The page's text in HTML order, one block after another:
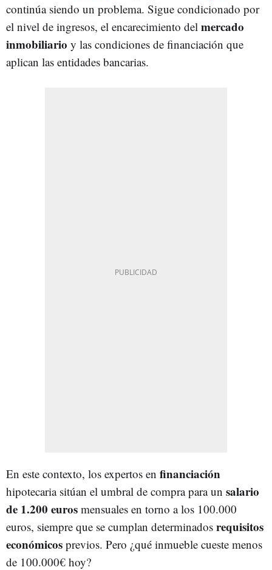
continúa siendo un problema. Sigue condicionado por
el nivel de ingresos, el encarecimiento del mercado
inmobiliario y las condiciones de financiación que
aplican las entidades bancarias.
En este contexto, los expertos en financiación
hipotecaria sitúan el umbral de compra para un salario
de 1.200 euros mensuales en torno a los 100.000
euros, siempre que se cumplan determinados requisitos
económicos previos. Pero ¿qué inmueble cueste menos
de 100.000€ hoy?